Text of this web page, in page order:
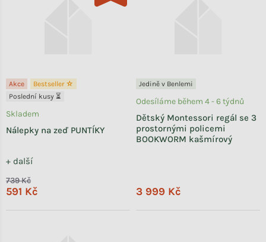
Akce
Bestseller ☆
Poslední kusy ⏳
Nálepky na zeď PUNTÍKY
+ další
Skladem
739 Kč
591 Kč
Jedině v Benlemi
Dětský Montessori regál se 3
prostornými policemi
BOOKWORM kašmírový
Odesíláme během 4 - 6 týdnů
3 999 Kč